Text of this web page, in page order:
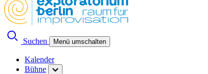
Suchen Menü umschalten
Kalender
Bühne